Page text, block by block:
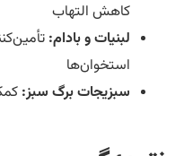
کاهش التهاب
لبنیات و بادام:تأمین‌کننده
استخوان‌ها
سبزیجات برگ سبز: کمک به